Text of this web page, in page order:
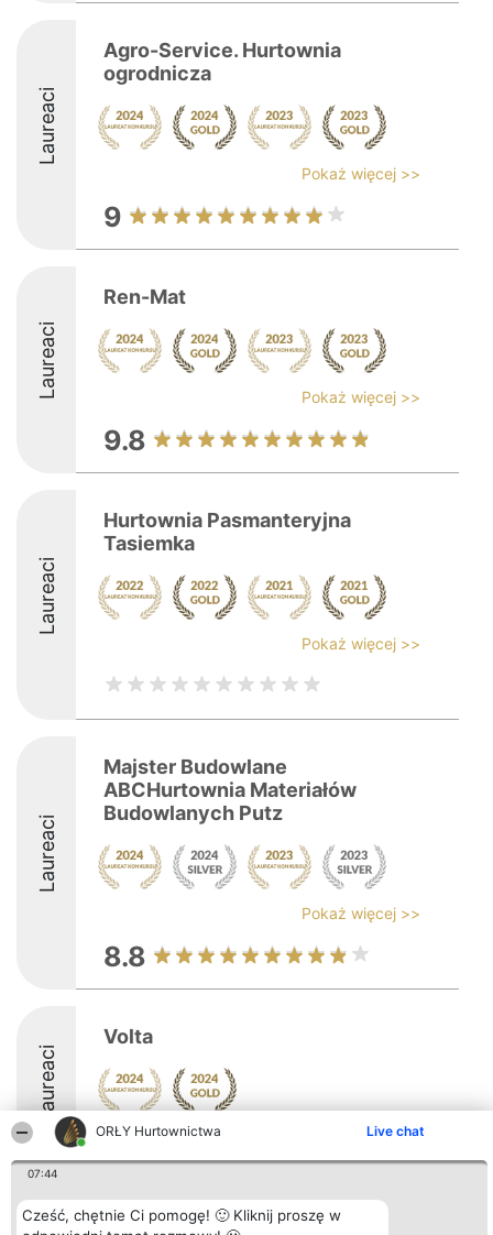
ORŁY Hurtownictwa Live chat
07:44
Cześć, chętnie Ci pomogę! 🙂 Kliknij proszę w
Laureaci
Agro-Service. Hurtownia
ogrodnicza
Pokaż więcej >>
9
Laureaci
Ren-Mat
Pokaż więcej >>
9.8
Laureaci
Hurtownia Pasmanteryjna
Tasiemka
Pokaż więcej >>
Laureaci
Majster Budowlane
ABCHurtownia Materiałów
Budowlanych Putz
Pokaż więcej >>
8.8
Laureaci
Volta
9.4
Organizator plebiscytu Plebiscyt Kontakt